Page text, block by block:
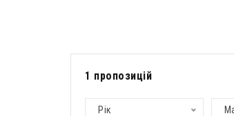
1 пропозицій
Рік